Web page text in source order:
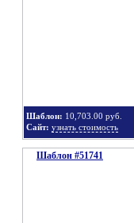
Шаблон: 10,703.00 руб.
Сайт: узнать стоимость
Шаблон #51741